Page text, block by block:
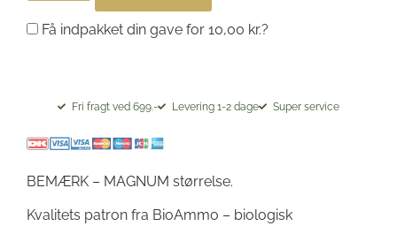
Få indpakket din gave for 10,00 kr.?
Fri fragt ved 699.- Levering 1-2 dage Super service
BEMÆRK – MAGNUM størrelse.
Kvalitets patron fra BioAmmo – biologisk